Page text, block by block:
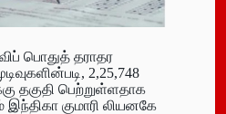
பொதுத் தராதர
2,25,748
தகுதி பெற்றுள்ளதாக
குமாரி லியனகே